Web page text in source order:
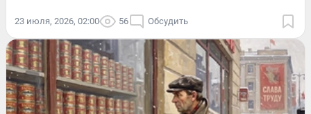
23 июля, 2026, 02:00 56 Обсудить